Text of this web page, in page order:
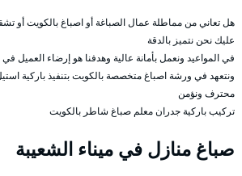
هل تعاني من مماطلة عمال الصباغة أو اصباغ بالكويت أو
عليك نحن نتميز بالدقة
في المواعيد ونعمل بأمانة عالية وهدفنا هو إرضاء العميل
ونتعهد في ورشة اصباغ متخصصة بالكويت بتنفيذ باركية
محترف ونؤمن
تركيب باركية جدران معلم صباغ شاطر بالكويت
صباغ منازل في ميناء الشعيبة